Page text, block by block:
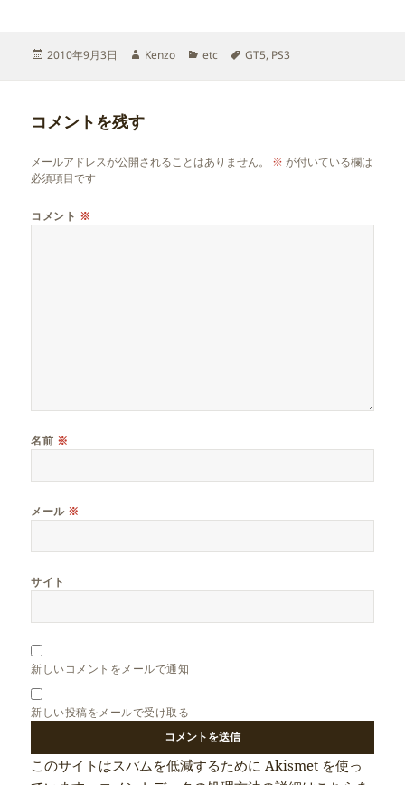
投
2010年9月3日
作
Kenzo
カ
etc
タ
GT5, PS3
コメントを残す
メールアドレスが公開されることはありません。 ※ が付いている欄は
必須項目です
コメント ※
名前 ※
メール ※
サイト
新しいコメントをメールで通知
新しい投稿をメールで受け取る
このサイトはスパムを低減するために Akismet を使っ